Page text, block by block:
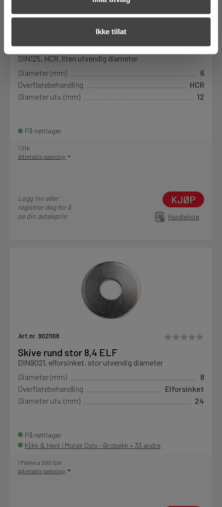
Ikke tillat
Underlagskive HCR 6,4
DIN125, HCR, liten utvendig diameter
Diameter (mm)
6
Overflatebehandling
HCR
Diameter utv. (mm)
12
På nettlager
1 Stk
Alternativ pakning
Logg inn eller
registrer deg for å
se din avtalepris
KJØP
Handleliste
Art.nr. 9021108
Skive rund stor 8,4 ELF
DIN9021, elforsinket, stor utvendig diameter
Diameter (mm)
8
Overflatebehandling
Elforsinket
Diameter utv. (mm)
24
På nettlager
Klikk & Hent i Motek Oslo - Brobekk + 33 andre
1 Pakke a 200 Stk
Alternativ pakning